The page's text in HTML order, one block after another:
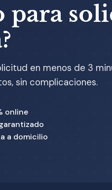
para
en menos de 3
sin complicaciones.
online
a domicilio